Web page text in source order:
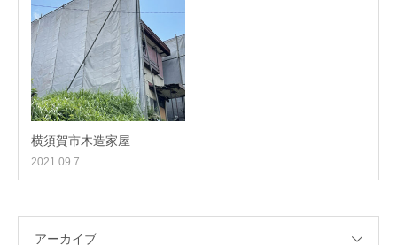
横須賀市木造家屋
2021.09.7
アーカイブ